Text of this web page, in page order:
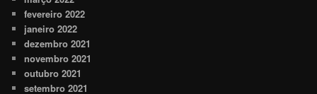
fevereiro 2022
janeiro 2022
dezembro 2021
novembro 2021
outubro 2021
setembro 2021